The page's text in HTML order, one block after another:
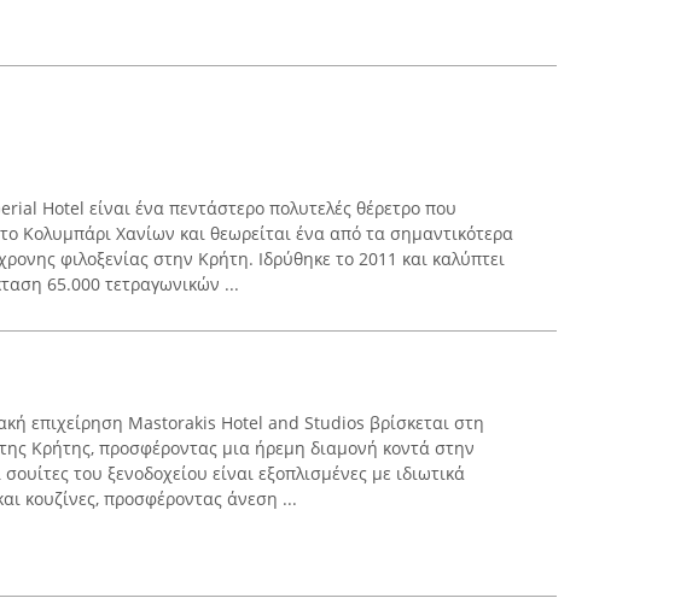
Hotel είναι ένα πεντάστερο πολυτελές θέρετρο που
Κολυμπάρι Χανίων και θεωρείται ένα από τα σημαντικότερα
φιλοξενίας στην Κρήτη. Ιδρύθηκε το 2011 και καλύπτει
65.000 τετραγωνικών ...
επιχείρηση Mastorakis Hotel and Studios βρίσκεται στη
Κρήτης, προσφέροντας μια ήρεμη διαμονή κοντά στην
του ξενοδοχείου είναι εξοπλισμένες με ιδιωτικά
κουζίνες, προσφέροντας άνεση ...